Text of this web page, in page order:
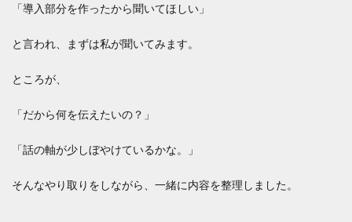
「導入部分を作ったから聞いてほしい」
と言われ、まずは私が聞いてみます。
ところが、
「だから何を伝えたいの？」
「話の軸が少しぼやけているかな。」
そんなやり取りをしながら、一緒に内容を整理しました。